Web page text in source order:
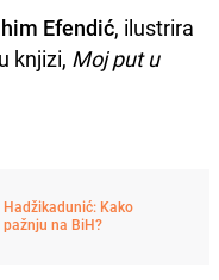
Efendić, ilustrira
knjizi, Moj put u
Kako
na BiH?